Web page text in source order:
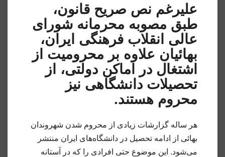
علیرغم نص صریح قانون،
طبق مصوبه محرمانه شورای
عالی انقلاب فرهنگی ایران،
بهائیان علاوه بر محرومیت از
اشتغال در اماکن دولتی، از
تحصیلات دانشگاهی نیز
محروم هستند.
هر ساله گزارشات زیادی از محروم شدن شهروندان
بهائی از ادامه تحصیل در دانشگاه‌های ایران منتشر
می‌شود. این موضوع حتی افرادی را که در آستانه